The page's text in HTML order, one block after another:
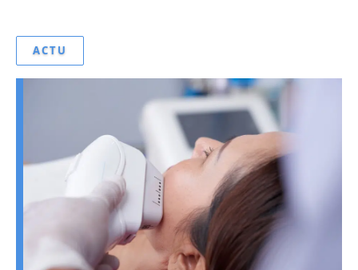
ACTU